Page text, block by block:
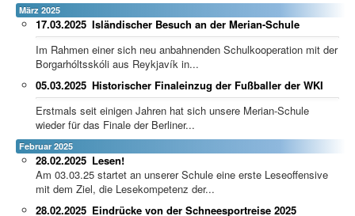
März 2025
Isländischer Besuch an der Merian-Schule
17.03.2025
Im Rahmen einer sich neu anbahnenden Schulkooperation mit der
Borgarhóltsskóli aus Reykjavík in...
Historischer Finaleinzug der Fußballer der WKI
05.03.2025
Erstmals seit einigen Jahren hat sich unsere Merian-Schule
wieder für das Finale der Berliner...
Februar 2025
Lesen!
28.02.2025
Am 03.03.25 startet an unserer Schule eine erste Leseoffensive
mit dem Ziel, die Lesekompetenz der...
Eindrücke von der Schneesportreise 2025
28.02.2025